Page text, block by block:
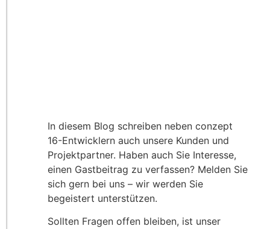
In diesem Blog schreiben neben conzept
16-Entwicklern auch unsere Kunden und
Projektpartner. Haben auch Sie Interesse,
einen Gastbeitrag zu verfassen? Melden Sie
sich gern bei uns – wir werden Sie
begeistert unterstützen.
Sollten Fragen offen bleiben, ist unser